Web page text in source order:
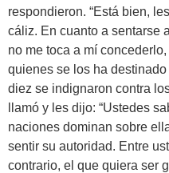
respondieron. “Está bien,
cáliz. En cuanto a sentarse
no me toca a mí
quienes se los ha
diez se indignaron contra
llamó y les dijo: “Ustedes
naciones dominan sobre
sentir su autoridad. Entre
contrario, el que quiera ser